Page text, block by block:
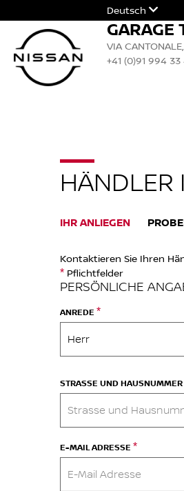
Deutsch
GARAGE
VIA
+41 (0)91 994 33
HÄNDLER
IHR ANLIEGEN
Kontaktieren Sie Ihren
* Pflichtfelder
PERSÖNLICHE
ANREDE *
Herr
STRASSE UND HAUSNUMMER
E-MAIL ADRESSE *